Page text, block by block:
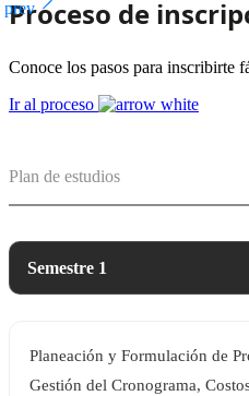
Proceso de
Conoce los pasos para inscribirte
Ir al proceso
Plan de estudios
Planeación y Formulación de
Gestión del Cronograma,